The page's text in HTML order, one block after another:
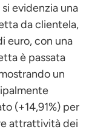
evidenzia una
da clientela,
euro, con una
è passata
un
(+14,91%) per
attrattività dei